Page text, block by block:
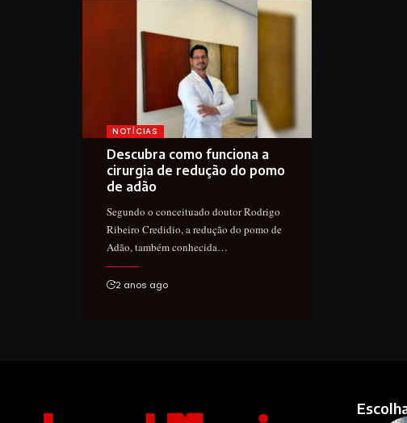
NOTÍCIAS
Descubra como funciona a
cirurgia de redução do pomo
de adão
Segundo o conceituado doutor Rodrigo
Ribeiro Credidio, a redução do pomo de
Adão, também conhecida…
2 anos ago